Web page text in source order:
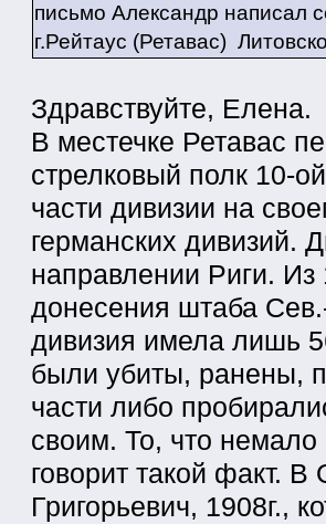
письмо Александр написал
г.Рейтаус (Ретавас)
Здравствуйте, Елена.
В местечке Ретавас
стрелковый полк 10-
части дивизии на
германских дивизий.
направлении Риги. Из
донесения штаба
дивизия имела лишь
были убиты, ранены,
части либо
своим. То, что немало
говорит такой факт.
Григорьевич, 1908г.,